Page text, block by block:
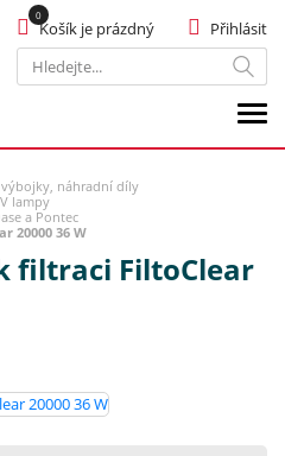
Hledat
Přihlásit
Košík je prázdný
náhradní díly
lampy
a Pontec
20000 36 W
filtraci FiltoClear